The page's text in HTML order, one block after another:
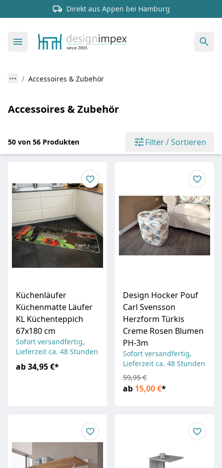
Direkt aus Appen bei Hamburg
Accessoires & Zubehör
Accessoires & Zubehör
50 von 56 Produkten Filter / Sortieren
Küchenläufer
Küchenmatte Läufer
KL Küchenteppich
67x180 cm
Sofort versandfertig,
Lieferzeit ca. 48 Stunden
ab34,95 €*
Design Hocker Pouf
Carl Svensson
Herzform Türkis
Creme Rosen Blumen
PH-3m
Sofort versandfertig,
Lieferzeit ca. 48 Stunden
ab 15,00 €*
59,95 €